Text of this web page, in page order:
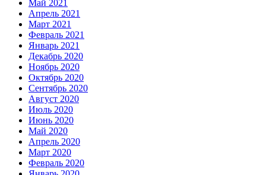
Май 2021
Апрель 2021
Март 2021
Февраль 2021
Январь 2021
Декабрь 2020
Ноябрь 2020
Октябрь 2020
Сентябрь 2020
Август 2020
Июль 2020
Июнь 2020
Май 2020
Апрель 2020
Март 2020
Февраль 2020